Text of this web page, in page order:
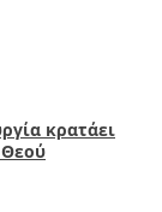
κρατάει
Θεού